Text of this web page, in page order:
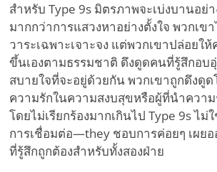
สำหรับ Type 9s มิตรภาพจะเบ่งบานอย่
มากกว่าการแสวงหาอย่างตั้งใจ พวกเข
วาระเฉพาะเจาะจง แต่พวกเขาปล่อยใ
ขึ้นเองตามธรรมชาติ ดึงดูดคนที่รู้สึกอบ
สบายใจที่จะอยู่ด้วยกัน พวกเขาถูกดึงดู
ความรักในความสงบสุขหรือผู้ที่นำควา
โดยไม่เรียกร้องมากเกินไป Type 9s ไม่
การเชื่อมต่อ—they ชอบการค่อยๆ เผย
ที่รู้สึกถูกต้องสำหรับทั้งสองฝ่าย